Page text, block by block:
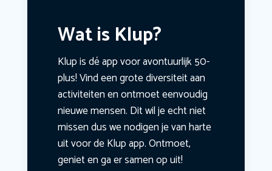
Wat is Klup?
Klup is dé app voor avontuurlijk 50-
plus! Vind een grote diversiteit aan
activiteiten en ontmoet eenvoudig
nieuwe mensen. Dit wil je echt niet
missen dus we nodigen je van harte
uit voor de Klup app. Ontmoet,
geniet en ga er samen op uit!